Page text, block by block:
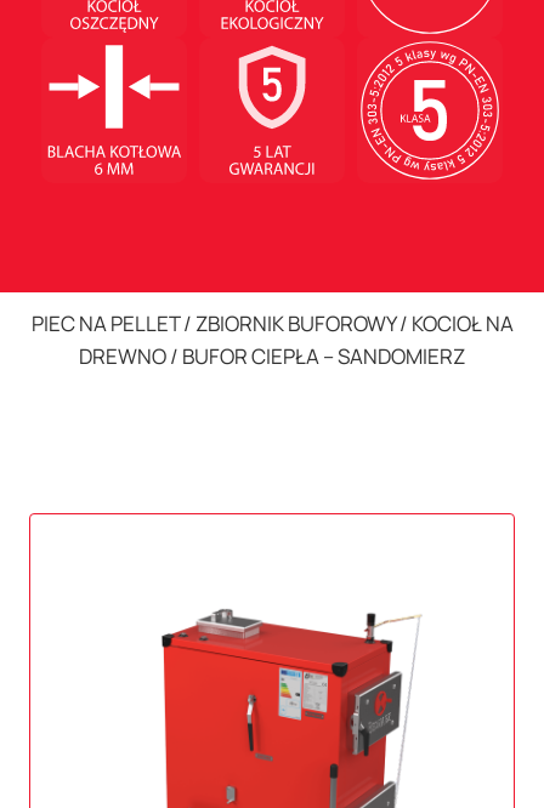
PIEC NA PELLET / ZBIORNIK BUFOROWY / KOCIOŁ NA
DREWNO / BUFOR CIEPŁA – SANDOMIERZ